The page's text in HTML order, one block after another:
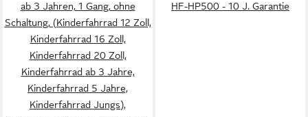
ab 3 Jahren, 1 Gang, ohne
Schaltung, (Kinderfahrrad 12 Zoll,
Kinderfahrrad 16 Zoll,
Kinderfahrrad 20 Zoll,
Kinderfahrrad ab 3 Jahre,
Kinderfahrrad 5 Jahre,
Kinderfahrrad Jungs),
HF-HP500 - 10 J. Garantie